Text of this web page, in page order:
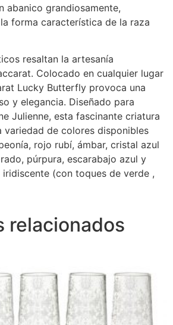
abanico grandiosamente,
forma característica de la raza
resaltan la artesanía
Colocado en cualquier lugar
Lucky Butterfly provoca una
y elegancia. Diseñado para
Julienne, esta fascinante criatura
variedad de colores disponibles
rojo rubí, ámbar, cristal azul
púrpura, escarabajo azul y
(con toques de verde ,
relacionados